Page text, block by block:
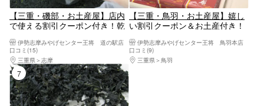
【三重・磯部・お土産屋】店内
で使える割引クーポン付き！乾
伊勢志摩みやげセンター王将 道の駅店
口コミ(15)
三重県
志摩
【三重・鳥羽・お土産屋】嬉し
い割引クーポン＆お土産付き！
伊勢志摩みやげセンター王将 鳥羽本店
口コミ(9)
三重県
鳥羽
7位